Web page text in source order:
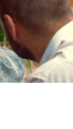
» Momentos